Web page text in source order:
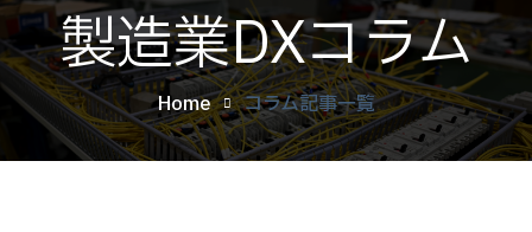
製造業DXコラム
Home コラム記事一覧